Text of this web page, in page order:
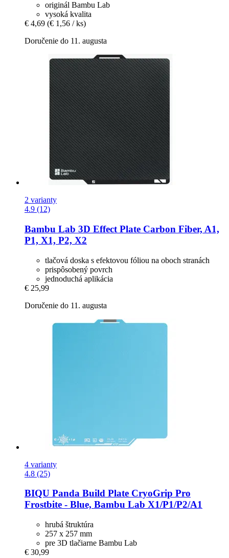
originál Bambu Lab
vysoká kvalita
€ 4,69 (€ 1,56 / ks)
Doručenie do 11. augusta
2 varianty
4.9 (12)
Bambu Lab 3D Effect Plate Carbon Fiber, A1,
P1, X1, P2, X2
tlačová doska s efektovou fóliou na oboch stranách
prispôsobený povrch
jednoduchá aplikácia
€ 25,99
Doručenie do 11. augusta
4 varianty
4.8 (25)
BIQU Panda Build Plate CryoGrip Pro
Frostbite -​ Blue, Bambu Lab X1/P1/P2/A1
hrubá štruktúra
257 x 257 mm
pre 3D tlačiarne Bambu Lab
€ 30,99